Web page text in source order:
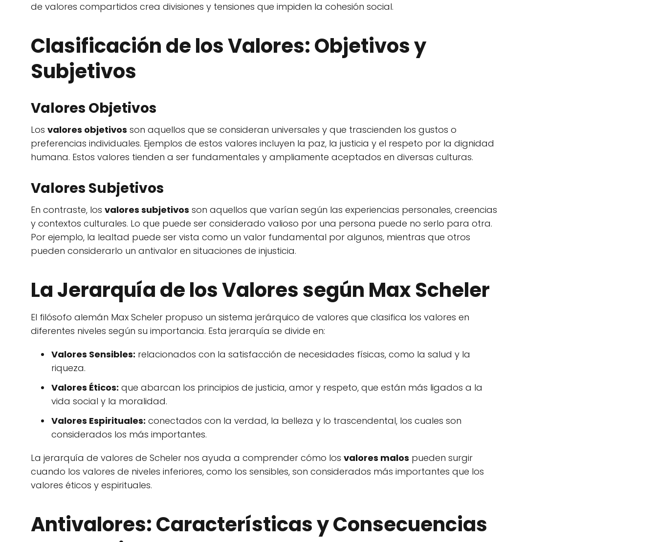
de valores compartidos crea divisiones y tensiones que impiden la cohesión social.
Clasificación de los Valores: Objetivos y
Subjetivos
Valores Objetivos
Los valores objetivos son aquellos que se consideran universales y que trascienden los gustos o
preferencias individuales. Ejemplos de estos valores incluyen la paz, la justicia y el respeto por la dignidad
humana. Estos valores tienden a ser fundamentales y ampliamente aceptados en diversas culturas.
Valores Subjetivos
En contraste, los valores subjetivos son aquellos que varían según las experiencias personales, creencias
y contextos culturales. Lo que puede ser considerado valioso por una persona puede no serlo para otra.
Por ejemplo, la lealtad puede ser vista como un valor fundamental por algunos, mientras que otros
pueden considerarlo un antivalor en situaciones de injusticia.
La Jerarquía de los Valores según Max Scheler
El filósofo alemán Max Scheler propuso un sistema jerárquico de valores que clasifica los valores en
diferentes niveles según su importancia. Esta jerarquía se divide en:
Valores Sensibles: relacionados con la satisfacción de necesidades físicas, como la salud y la
riqueza.
Valores Éticos: que abarcan los principios de justicia, amor y respeto, que están más ligados a la
vida social y la moralidad.
Valores Espirituales: conectados con la verdad, la belleza y lo trascendental, los cuales son
considerados los más importantes.
La jerarquía de valores de Scheler nos ayuda a comprender cómo los valores malos pueden surgir
cuando los valores de niveles inferiores, como los sensibles, son considerados más importantes que los
valores éticos y espirituales.
Antivalores: Características y Consecuencias